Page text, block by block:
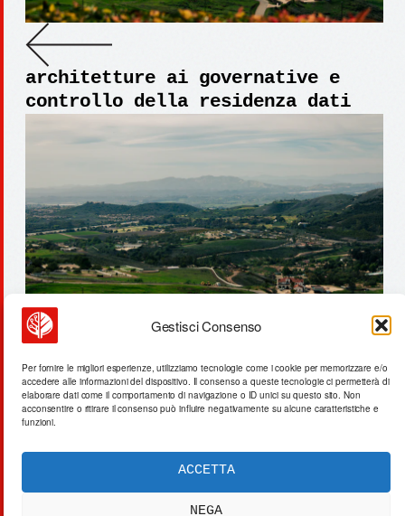
Gestisci Consenso
Per fornire le migliori esperienze, utilizziamo tecnologie come i cookie per memorizzare e/o
accedere alle informazioni del dispositivo. Il consenso a queste tecnologie ci permetterà di
elaborare dati come il comportamento di navigazione o ID unici su questo sito. Non
acconsentire o ritirare il consenso può influire negativamente su alcune caratteristiche e
funzioni.
ACCETTA
NEGA
architetture ai governative e
controllo della residenza dati
23 sensori e un’intera stagione
agricola a rischio